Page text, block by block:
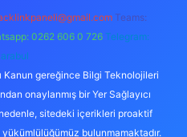
Teams:
0262 606 0 726 Telegram:
Kanun gereğince Bilgi Teknolojileri
onaylanmış bir Yer Sağlayıcı
sitedeki içerikleri proaktif
bulunmamaktadır.